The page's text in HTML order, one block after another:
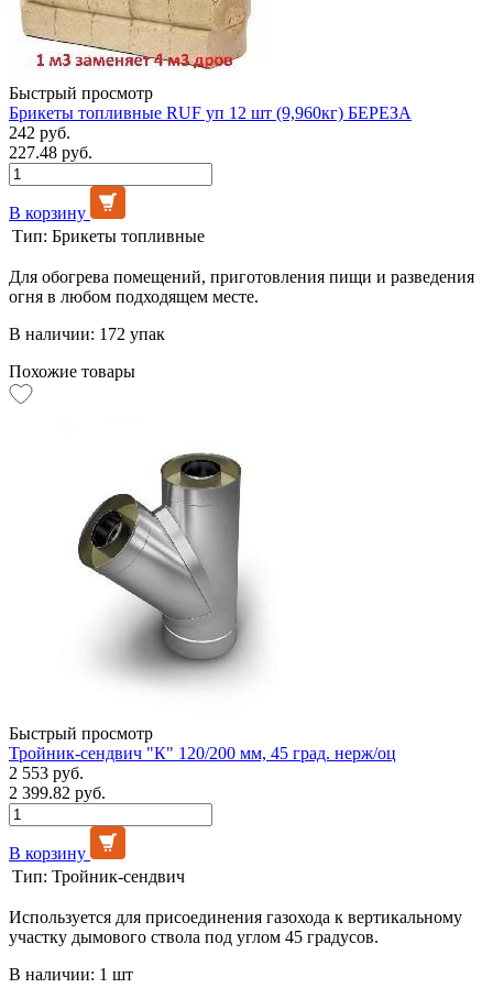
Быстрый просмотр
Брикеты топливные RUF уп 12 шт (9,960кг) БЕРЕЗА
242 руб.
227.48 руб.
В корзину
Тип: Брикеты топливные
Для обогрева помещений, приготовления пищи и разведения
огня в любом подходящем месте.
В наличии: 172 упак
Похожие товары
Быстрый просмотр
Тройник-сендвич "К" 120/200 мм, 45 град. нерж/оц
2 553 руб.
2 399.82 руб.
В корзину
Тип: Тройник-сендвич
Используется для присоединения газохода к вертикальному
участку дымового ствола под углом 45 градусов.
В наличии: 1 шт